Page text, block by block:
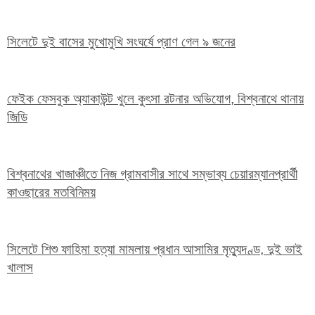
সিলেটে দুই বাসের মুখোমুখি সংঘর্ষে প্রাণ গেল ৯ জনের
ফেইক ফেসবুক অ্যাকাউন্ট খুলে কুৎসা রটনার অভিযোগ, বিশ্বনাথে থানায়
জিডি
বিশ্বনাথের খাজাঞ্চীতে নিজ গ্রামবাসীর সাথে সম্ভাব্য চেয়ারম্যানপ্রার্থী
কাওছারের মতবিনিময়
সিলেটে শিশু ফাহিমা হত্যা মামলায় প্রধান আসামির মৃত্যুদণ্ড, দুই ভাই
খালাস